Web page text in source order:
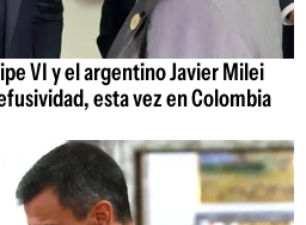
VI y el argentino Javier Milei
esta vez en Colombia